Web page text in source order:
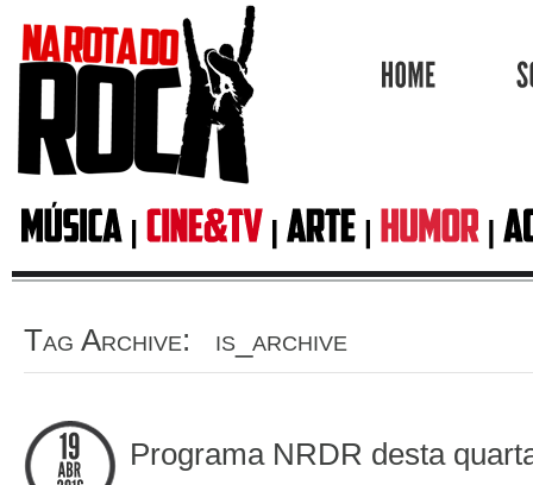
Tag Archive: is_archive
Programa NRDR desta